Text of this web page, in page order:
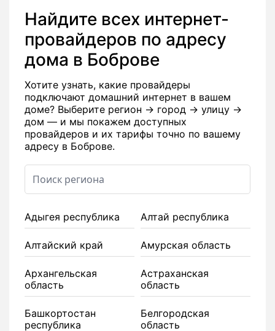
Найдите всех интернет-
провайдеров по адресу
дома в Боброве
Хотите узнать, какие провайдеры
подключают домашний интернет в вашем
доме? Выберите регион → город → улицу →
дом — и мы покажем доступных
провайдеров и их тарифы точно по вашему
адресу в Боброве.
Адыгея республика Алтай республика
Алтайский край Амурская область
Архангельская
область
Астраханская
область
Башкортостан
республика
Белгородская
область